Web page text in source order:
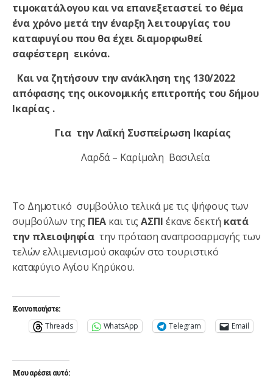
τιμοκατάλογου και να επανεξεταστεί το θέμα
ένα χρόνο μετά την έναρξη λειτουργίας του
καταφυγίου που θα έχει διαμορφωθεί
σαφέστερη εικόνα.
Και να ζητήσουν την ανάκληση της 130/2022
απόφασης της οικονομικής επιτροπής του δήμου
Ικαρίας .
Για την Λαϊκή Συσπείρωση Ικαρίας
Λαρδά – Καρίμαλη Βασιλεία
Το Δημοτικό συμβούλιο τελικά με τις ψήφους των
συμβούλων της ΠΕΑκαι τιςΑΣΠΙ έκανε δεκτή κατά
την πλειοψηφία την πρόταση αναπροσαρμογής των
τελών ελλιμενισμού σκαφών στο τουριστικό
καταφύγιο Αγίου Κηρύκου.
Κοινοποιήστε:
Threads WhatsApp Telegram Email
Μου αρέσει αυτό: